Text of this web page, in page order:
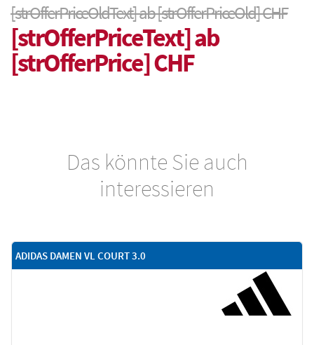
[strOfferPriceOldText] ab [strOfferPriceOld] CHF
[strOfferPriceText] ab
[strOfferPrice] CHF
Das könnte Sie auch
interessieren
ADIDAS DAMEN VL COURT 3.0